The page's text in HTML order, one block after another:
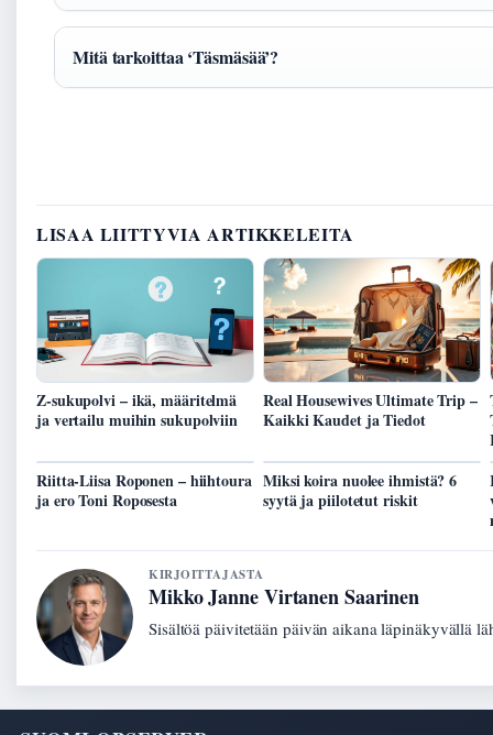
Mitä tarkoittaa ‘Täsmäsää’?
LISAA LIITTYVIA ARTIKKELEITA
Z-sukupolvi – ikä, määritelmä
ja vertailu muihin sukupolviin
Real Housewives Ultimate Trip –
Kaikki Kaudet ja Tiedot
Riitta-Liisa Roponen – hiihtoura
ja ero Toni Roposesta
Miksi koira nuolee ihmistä? 6
syytä ja piilotetut riskit
KIRJOITTAJASTA
Mikko Janne Virtanen Saarinen
Sisältöä päivitetään päivän aikana läpinäkyvällä